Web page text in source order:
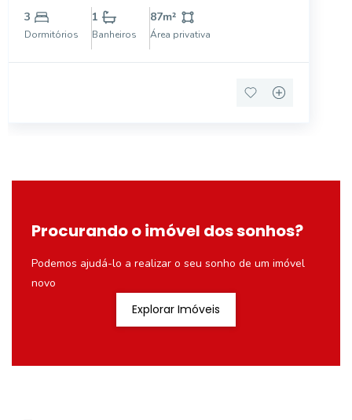
uma região com fácil acesso à diversos comércios e
serviços, como escola, mercados, hospital e diversos
3
Dormitórios
1
Banheiros
87m²
Área privativa
Procurando o imóvel dos sonhos?
Podemos ajudá-lo a realizar o seu sonho de um imóvel
novo
Explorar Imóveis